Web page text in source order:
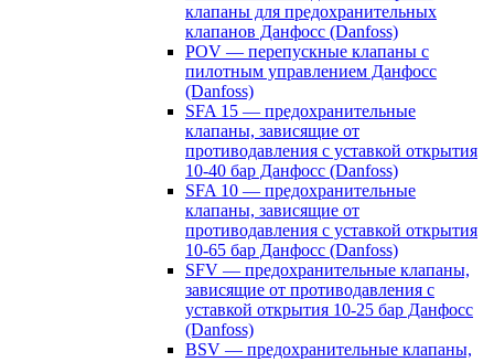
клапаны для предохранительных
клапанов Данфосс (Danfoss)
POV — перепускные клапаны с
пилотным управлением Данфосс
(Danfoss)
SFA 15 — предохранительные
клапаны, зависящие от
противодавления с уставкой открытия
10-40 бар Данфосс (Danfoss)
SFA 10 — предохранительные
клапаны, зависящие от
противодавления с уставкой открытия
10-65 бар Данфосс (Danfoss)
SFV — предохранительные клапаны,
зависящие от противодавления с
уставкой открытия 10-25 бар Данфосс
(Danfoss)
BSV — предохранительные клапаны,